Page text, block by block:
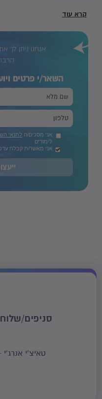
קרא עוד
אנחנו ניתן לך
השאר/י פרטים
אני מסכים/ה לתנאי
לימודים
אני מאשר/ת קבלת
סניפים/
טאיצ'י אנרג'י -